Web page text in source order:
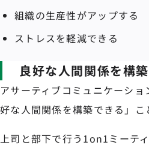
組織の生産性がアップする
ストレスを軽減できる
良好な人間関係を構
アサーティブコミュニケーシ
好な人間関係を構築できる」こ
上司と部下で行う1on1ミーテ